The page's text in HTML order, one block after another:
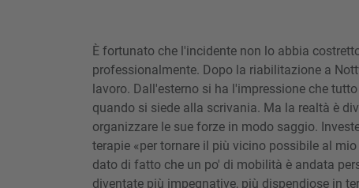
È fortunato che l'incidente non lo abbia
professionalmente. Dopo la riabilitazione a
lavoro. Dall'esterno si ha l'impressione che
quando si siede alla scrivania. Ma la realtà è
organizzare le sue forze in modo saggio.
terapie «per tornare il più vicino possibile al
dato di fatto che un po' di mobilità è andata
diventate più impegnative, più dispendiose in